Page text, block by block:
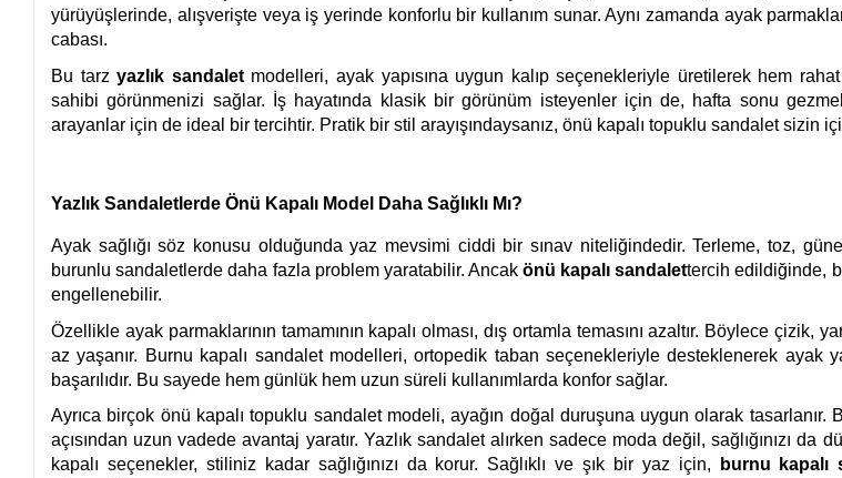
yürüyüşlerinde, alışverişte veya iş yerinde konforlu bir kullanım sunar. Aynı zamanda ayak
cabası.
Bu tarzyazlık sandaletmodelleri, ayak yapısına uygun kalıp seçenekleriyle üretilerek hem rahat
sahibi görünmenizi sağlar. İş hayatında klasik bir görünüm isteyenler için de, hafta sonu
arayanlar için de ideal bir tercihtir. Pratik bir stil arayışındaysanız, önü kapalı topuklu sandalet sizin
Yazlık Sandaletlerde Önü Kapalı Model Daha Sağlıklı Mı?
Ayak sağlığı söz konusu olduğunda yaz mevsimi ciddi bir sınav niteliğindedir. Terleme, toz,
burunlu sandaletlerde daha fazla problem yaratabilir. Ancakönü kapalı sandalettercih edildiğinde,
engellenebilir.
Özellikle ayak parmaklarının tamamının kapalı olması, dış ortamla temasını azaltır. Böylece çizik,
az yaşanır. Burnu kapalı sandalet modelleri, ortopedik taban seçenekleriyle desteklenerek ayak
başarılıdır. Bu sayede hem günlük hem uzun süreli kullanımlarda konfor sağlar.
Ayrıca birçok önü kapalı topuklu sandalet modeli, ayağın doğal duruşuna uygun olarak tasarlanır.
açısından uzun vadede avantaj yaratır. Yazlık sandalet alırken sadece moda değil, sağlığınızı da
kapalı seçenekler, stiliniz kadar sağlığınızı da korur. Sağlıklı ve şık bir yaz için,
burnu kapalı